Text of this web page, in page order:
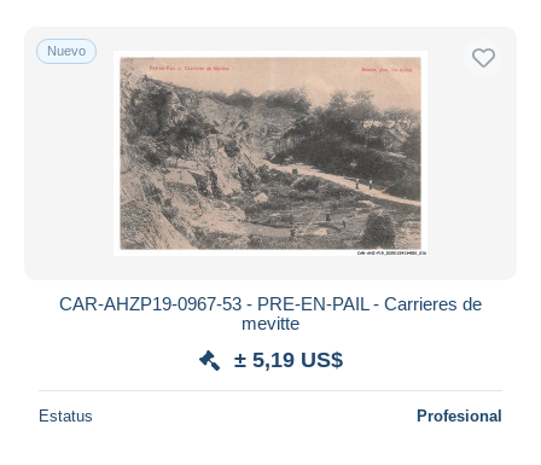
Nuevo
CAR-AHZP19-0967-53 - PRE-EN-PAIL - Carrieres de
mevitte
± 5,19 US$
Estatus Profesional